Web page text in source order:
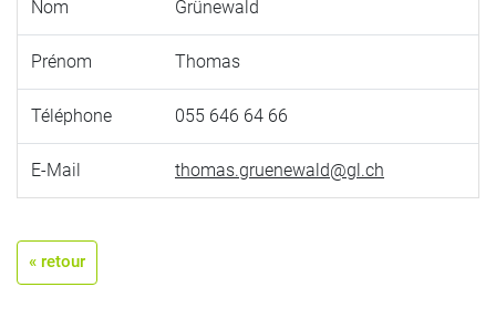
Nom Grünewald
Prénom Thomas
Téléphone 055 646 64 66
E-Mail thomas.gruenewald@gl.ch
« retour